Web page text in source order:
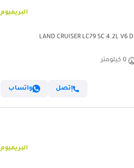
البريميوم
0 كيلومتر
إتصل واتساب
البريميوم